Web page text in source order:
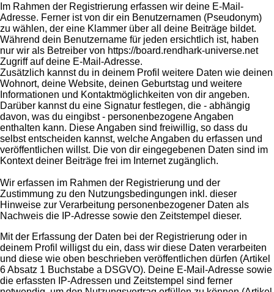
Im Rahmen der Registrierung erfassen wir deine E-Mail-
Adresse. Ferner ist von dir ein Benutzernamen (Pseudonym)
zu wählen, der eine Klammer über all deine Beiträge bildet.
Während dein Benutzername für jeden ersichtlich ist, haben
nur wir als Betreiber von https://board.rendhark-universe.net
Zugriff auf deine E-Mail-Adresse.
Zusätzlich kannst du in deinem Profil weitere Daten wie deinen
Wohnort, deine Website, deinen Geburtstag und weitere
Informationen und Kontaktmöglichkeiten von dir angeben.
Darüber kannst du eine Signatur festlegen, die - abhängig
davon, was du eingibst - personenbezogene Angaben
enthalten kann. Diese Angaben sind freiwillig, so dass du
selbst entscheiden kannst, welche Angaben du erfassen und
veröffentlichen willst. Die von dir eingegebenen Daten sind im
Kontext deiner Beiträge frei im Internet zugänglich.
Wir erfassen im Rahmen der Registrierung und der
Zustimmung zu den Nutzungsbedingungen inkl. dieser
Hinweise zur Verarbeitung personenbezogener Daten als
Nachweis die IP-Adresse sowie den Zeitstempel dieser.
Mit der Erfassung der Daten bei der Registrierung oder in
deinem Profil willigst du ein, dass wir diese Daten verarbeiten
und diese wie oben beschrieben veröffentlichen dürfen (Artikel
6 Absatz 1 Buchstabe a DSGVO). Deine E-Mail-Adresse sowie
die erfassten IP-Adressen und Zeitstempel sind ferner